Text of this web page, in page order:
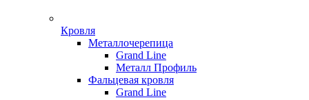
Кровля
Металлочерепица
Grand Line
Металл Профиль
Фальцевая кровля
Grand Line